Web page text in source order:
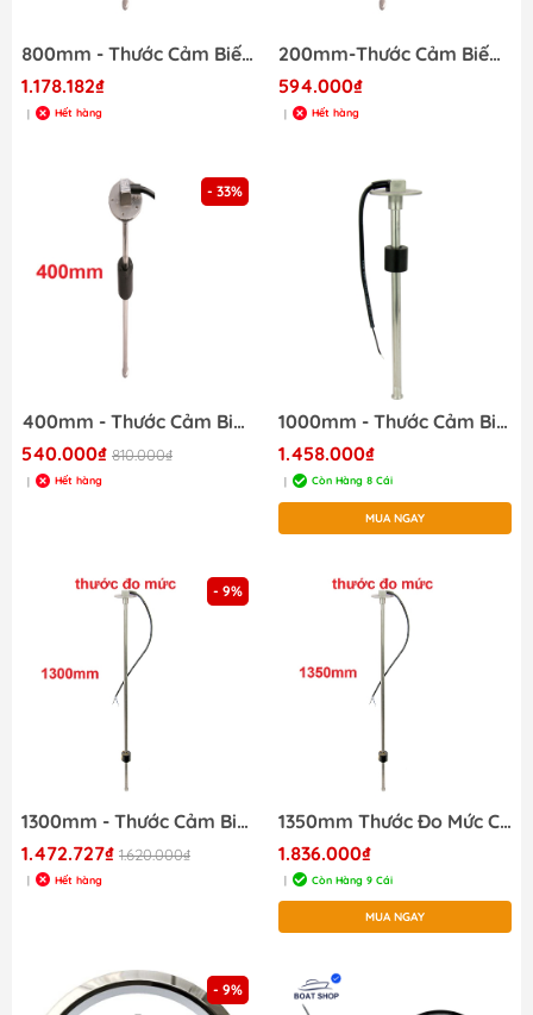
800mm - Thước Cảm Biến Đo Mức Chất Lỏng KUS J-S60071 800mm
1.178.182₫
| Hết hàng
200mm-Thước Cảm Biến Đo Mức Chất Lỏng KUS J-S60057 200mm
594.000₫
| Hết hàng
- 33%
400mm - Thước Cảm Biến Đo Mức Chất Lỏng KUS J-S60063 400mm
540.000₫ 810.000₫
| Hết hàng
1000mm - Thước Cảm Biến Đo Mức Chất Lỏng 100cm JKS04376
1.458.000₫
| Còn Hàng 8 Cái
MUA NGAY
- 9%
1300mm - Thước Cảm Biến Đo Mức Chất Lỏng Sealux JKS04377 130cm
1.472.727₫ 1.620.000₫
Hết hàng
1350mm Thước Đo Mức Chất Lỏng Sealux JKS04378 1350mm
1.836.000₫
Còn Hàng 9 Cái
MUA NGAY
- 9%